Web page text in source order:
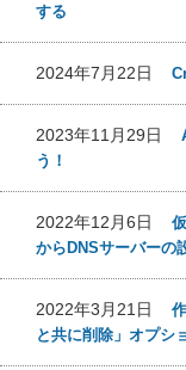
する
2024年7月22日
2023年11月29日
う！
2022年12月6日
からDNSサーバーの
2022年3月21日
と共に削除」オプシ